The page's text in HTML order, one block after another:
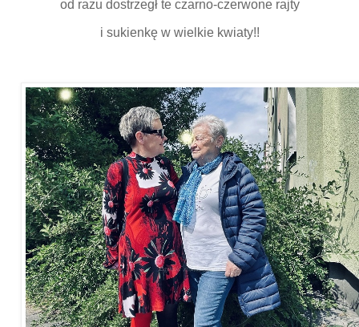
od razu dostrzegł te czarno-czerwone rajty
i sukienkę w wielkie kwiaty!!